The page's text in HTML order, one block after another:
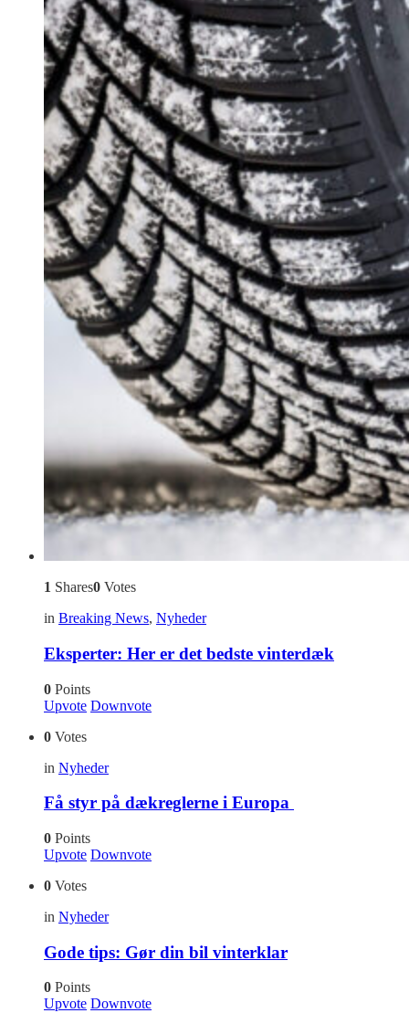
1 Shares0 Votes
in Breaking News, Nyheder
Eksperter: Her er det bedste vinterdæk
0 Points
Upvote Downvote
0 Votes
in Nyheder
Få styr på dækreglerne i Europa
0 Points
Upvote Downvote
0 Votes
in Nyheder
Gode tips: Gør din bil vinterklar
0 Points
Upvote Downvote